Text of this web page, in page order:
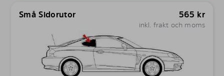
Små Sidorutor 565 kr
inkl. frakt och moms